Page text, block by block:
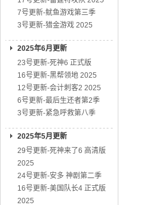
7号更新-鱿鱼游戏第三季
3号更新-猎金游戏 2025
2025年6月更新
23号更新-死神6 正式版
16号更新-黑帮领地 2025
12号更新-会计刺客2 2025
6号更新-最后生还者第2季
3号更新-紧急呼救第八季
2025年5月更新
29号更新-死神来了6 高清版
2025
24号更新-安多 神剧第二季
16号更新-美国队长4 正式版
2025